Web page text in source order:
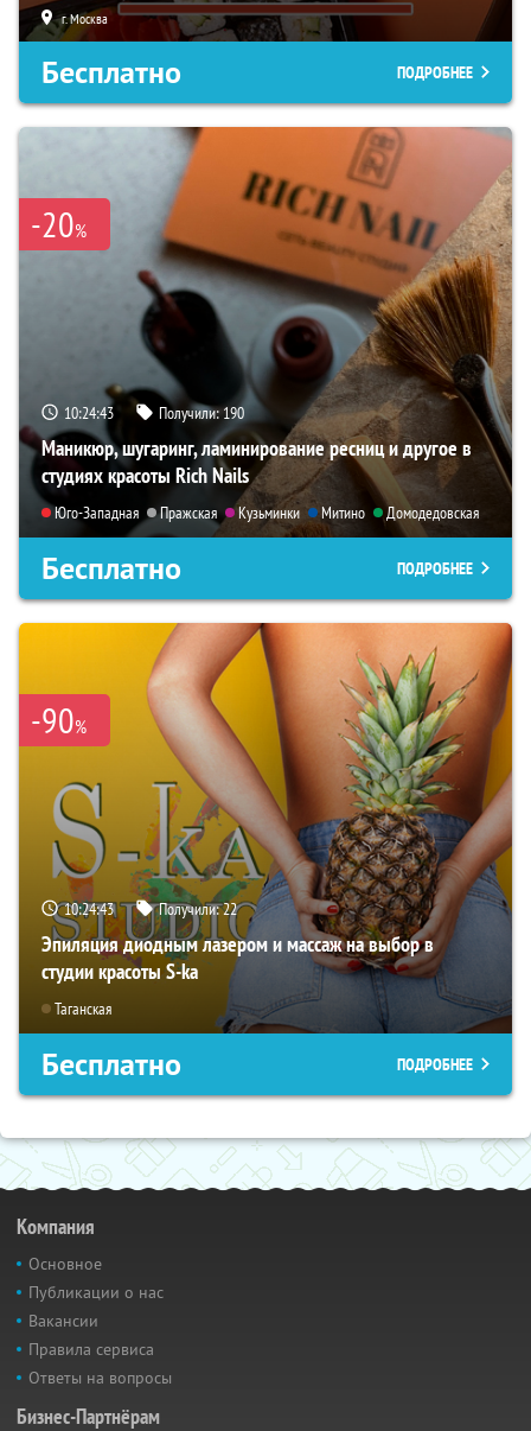
г. Москва
Бесплатно ПОДРОБНЕЕ
-20%
10:24:42 Получили:190
Маникюр, шугаринг, ламинирование ресниц и другое в
студиях красоты Rich Nails
Юго-Западная Пражская Кузьминки Митино Домодедовская
Бесплатно ПОДРОБНЕЕ
-90%
10:24:42 Получили:22
Эпиляция диодным лазером и массаж на выбор в
студии красоты S-ka
Таганская
Бесплатно ПОДРОБНЕЕ
Компания
Основное
Публикации о нас
Вакансии
Правила сервиса
Ответы на вопросы
Бизнес-Партнёрам